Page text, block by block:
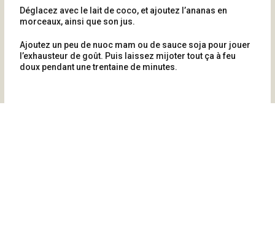
Déglacez avec le lait de coco, et ajoutez l’ananas en
morceaux, ainsi que son jus.
Ajoutez un peu de nuoc mam ou de sauce soja pour jouer
l’exhausteur de goût. Puis laissez mijoter tout ça à feu
doux pendant une trentaine de minutes.